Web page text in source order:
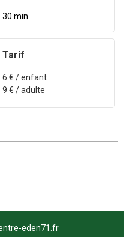
30 min
Tarif
6 € / enfant
9 € / adulte
eden71.fr